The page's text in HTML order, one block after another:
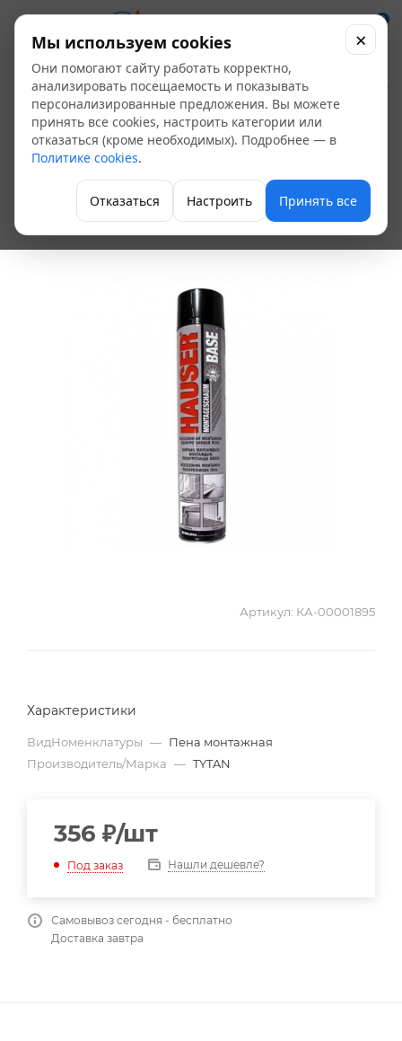
0
Пена бытовая
"HAUSER BASE" 400
мл ВСЕСЕЗОННАЯ
арт. 16425
Изоляция и герметики
Артикул: КА-00001895
Характеристики
ВидНоменклатуры — Пена монтажная
Производитель/Марка — TYTAN
356 ₽/шт
Под заказ Нашли дешевле?
Самовывоз сегодня - бесплатно
Доставка завтра
Мы используем cookies
Они помогают сайту работать корректно,
анализировать посещаемость и показывать
персонализированные предложения. Вы можете
принять все cookies, настроить категории или
отказаться (кроме необходимых). Подробнее — в
Политике cookies.
Отказаться Настроить Принять все
×